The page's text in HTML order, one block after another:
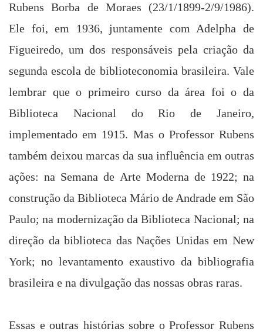
Rubens Borba deMoraes (23/1/1899-2/9/1986).
Ele foi, em 1936, juntamente com Adelpha de
Figueiredo, um dos responsáveis pela criação da
segunda escola de biblioteconomia brasileira. Vale
lembrar que o primeiro curso da área foi o da
Biblioteca Nacional do Rio de Janeiro,
implementado em 1915. Mas o Professor Rubens
também deixou marcas da sua influência em outras
ações: na Semana de Arte Moderna de 1922; na
construção da Biblioteca Mário de Andrade em São
Paulo; na modernização da Biblioteca Nacional; na
direção da biblioteca das Nações Unidas em New
York; no levantamento exaustivo da bibliografia
brasileira e na divulgação das nossas obras raras.
Essas e outras histórias sobre o Professor Rubens